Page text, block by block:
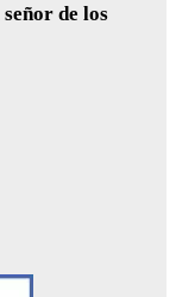
de los